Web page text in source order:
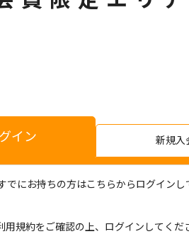
イン 新規入
でにお持ちの方はこちらからログインし
用規約をご確認の上、ログインしてくだ